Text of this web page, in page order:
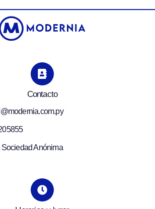
Contacto
Sociedad Anónima